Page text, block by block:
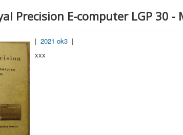
Precision E-computer LGP 30
| 2021 ok3 |
xxx